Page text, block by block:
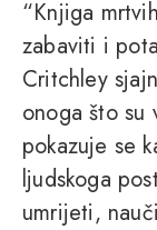
“Knjiga
zabaviti i
Critchley
onoga što su
pokazuje se
ljudskoga
umrijeti,